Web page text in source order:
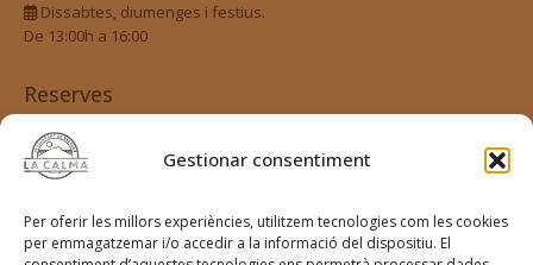
Gestionar consentiment
Per oferir les millors experiències, utilitzem tecnologies com les cookies
per emmagatzemar i/o accedir a la informació del dispositiu. El
Dissabtes, diumenges i festius.
De 13:00h a 16:00
Reserves
Fes la teva reserva
Segueix-nos a les xarxes socials